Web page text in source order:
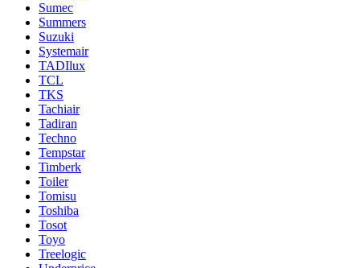
Sumec
Summers
Suzuki
Systemair
TADIlux
TCL
TKS
Tachiair
Tadiran
Techno
Tempstar
Timberk
Toiler
Tomisu
Toshiba
Tosot
Toyo
Treelogic